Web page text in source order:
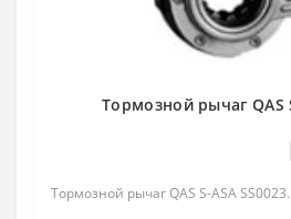
Тормозной рычаг QAS
Тормозной рычаг QAS S-ASA SS0023..